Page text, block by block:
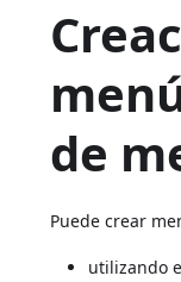
de
Puede crear
utilizando